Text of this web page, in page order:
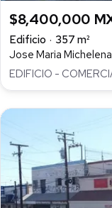
$8,400,000
Edificio
357 m²
Jose Maria
EDIFICIO -